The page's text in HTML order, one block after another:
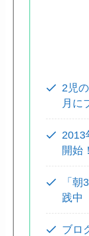
2児
月に
2013
開始！
「
践中
ブロ